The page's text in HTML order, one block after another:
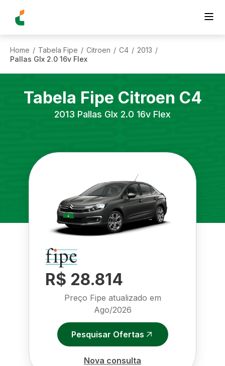
Home / Tabela Fipe / Citroen / C4 / 2013 /
Pallas Glx 2.0 16v Flex
Tabela Fipe Citroen C4
2013 Pallas Glx 2.0 16v Flex
R$ 28.814
Preço Fipe atualizado em
Ago/2026
Pesquisar Ofertas
Nova consulta